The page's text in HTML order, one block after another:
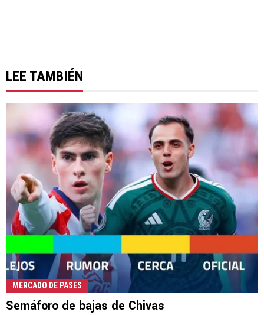
LEE TAMBIÉN
MERCADO DE PASES
Semáforo de bajas de Chivas